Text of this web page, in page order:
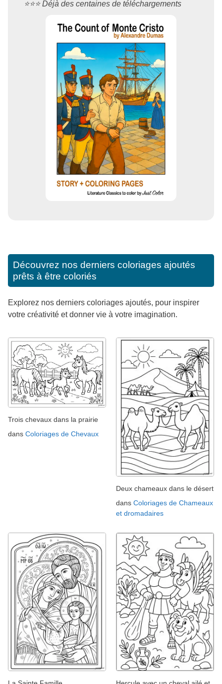
⭐️⭐️⭐️ Déjà des centaines de téléchargements
Découvrez nos derniers coloriages ajoutés
prêts à être coloriés
Explorez nos derniers coloriages ajoutés, pour inspirer
votre créativité et donner vie à votre imagination.
Trois chevaux dans la prairie
dans Coloriages de Chevaux
Deux chameaux dans le désert
dans Coloriages de Chameaux
et dromadaires